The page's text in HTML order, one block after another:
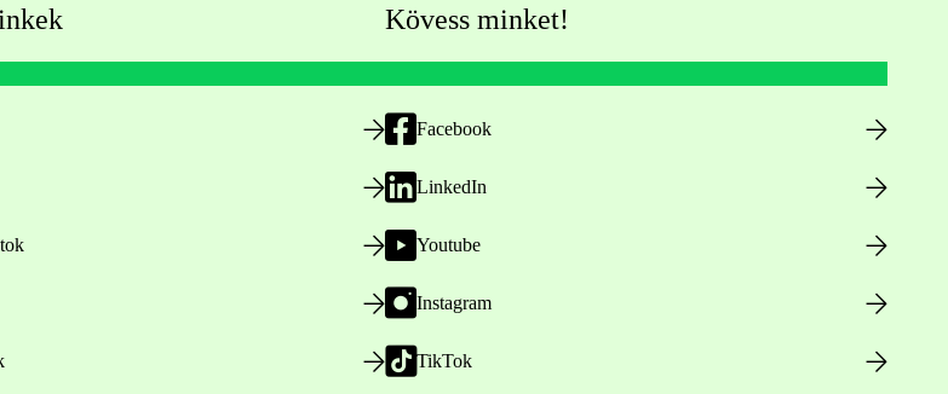
Kövess minket!
Facebook
LinkedIn
Youtube
Instagram
TikTok